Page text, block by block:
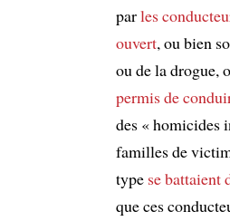
parles
ouvert, ou bien
ou de la drogue,
permis de
des « homicides
familles de
type se battaient
que ces